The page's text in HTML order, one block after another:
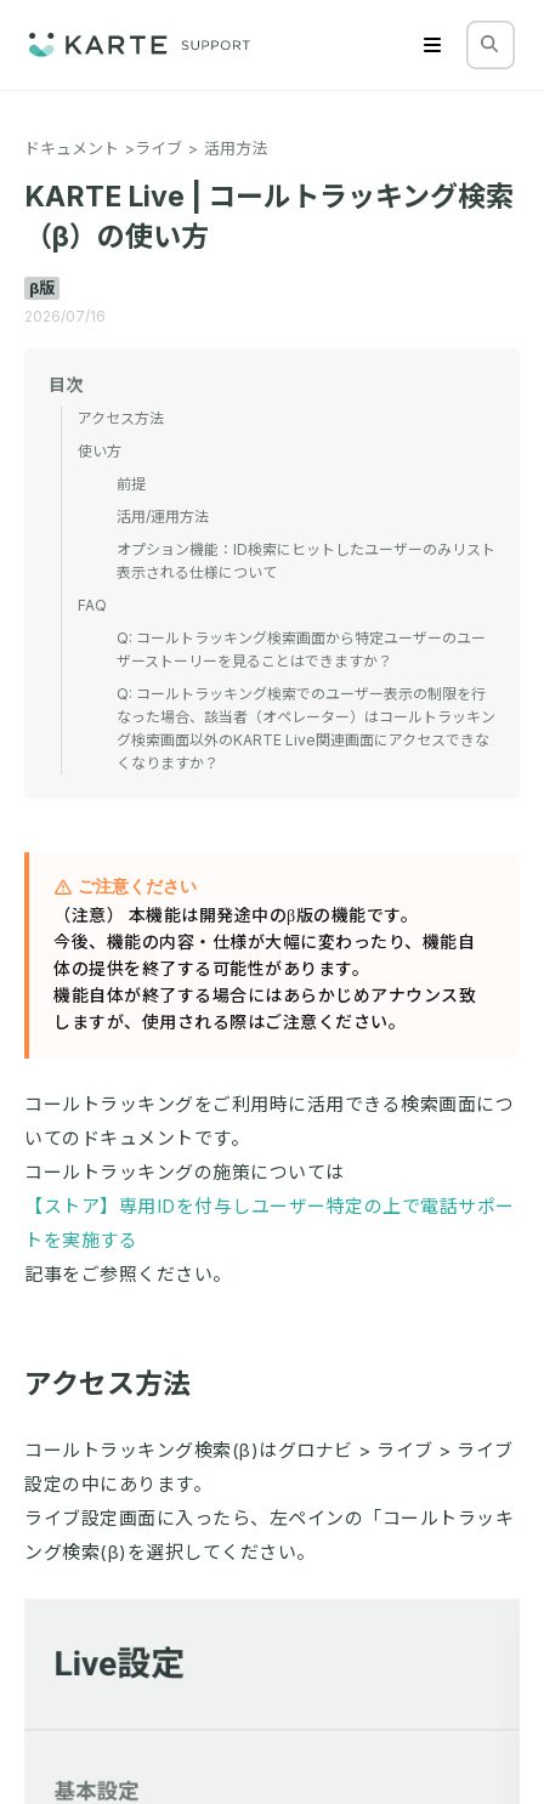
ドキュメント ライブ 活用方法
KARTE Live | コールトラッキング検索
（β）の使い方
β版
2026/07/16
ご注意ください
（注意） 本機能は開発途中のβ版の機能です。
今後、機能の内容・仕様が大幅に変わったり、機能自
体の提供を終了する可能性があります。
機能自体が終了する場合にはあらかじめアナウンス致
しますが、使用される際はご注意ください。
コールトラッキングをご利用時に活用できる検索画面につ
いてのドキュメントです。
コールトラッキングの施策については
【ストア】専用IDを付与しユーザー特定の上で電話サポー
トを実施する
記事をご参照ください。
アクセス方法
コールトラッキング検索(β)はグロナビ > ライブ > ライブ
設定の中にあります。
ライブ設定画面に入ったら、左ペインの「コールトラッキ
ング検索(β)を選択してください。
目次
アクセス方法
使い方
前提
活用/運用方法
オプション機能：ID検索にヒットしたユーザーのみリスト
表示される仕様について
FAQ
Q: コールトラッキング検索画面から特定ユーザーのユー
ザーストーリーを見ることはできますか？
Q: コールトラッキング検索でのユーザー表示の制限を行
なった場合、該当者（オペレーター）はコールトラッキン
グ検索画面以外のKARTE Live関連画面にアクセスできな
くなりますか？